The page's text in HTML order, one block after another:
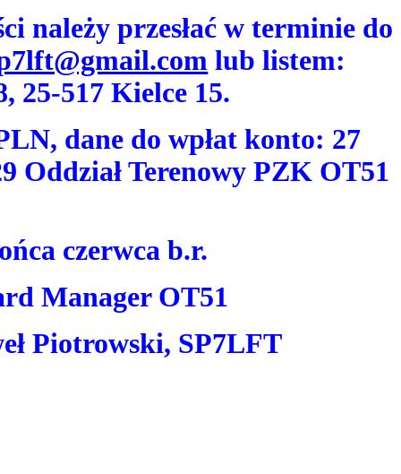
należy przesłać w terminie do
lub listem:
25-517 Kielce 15.
dane do wpłat konto: 27
Oddział Terenowy PZK OT51
czerwca b.r.
Manager OT51
Piotrowski, SP7LFT